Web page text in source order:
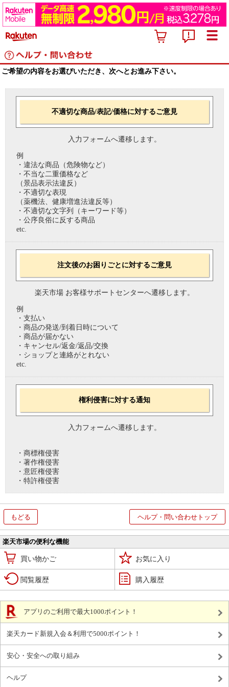
ご希望の内容をお選びいただき、次へとお進み下さい。
不適切な商品/表記/価格に対するご意見
入力フォームへ遷移します。
例
・違法な商品（危険物など）
・不当な二重価格など
（景品表示法違反）
・不適切な表現
（薬機法、健康増進法違反等）
・不適切な文字列（キーワード等）
・公序良俗に反する商品
etc.
注文後のお困りごとに対するご意見
楽天市場 お客様サポートセンターへ遷移します。
例
・支払い
・商品の発送/到着日時について
・商品が届かない
・キャンセル/返金/返品/交換
・ショップと連絡がとれない
etc.
権利侵害に対する通知
入力フォームへ遷移します。
・商標権侵害
・著作権侵害
・意匠権侵害
・特許権侵害
もどる ヘルプ・問い合わせトップ
楽天市場の便利な機能
買い物かご お気に入り
閲覧履歴 購入履歴
アプリのご利用で最大1000ポイント！
楽天カード新規入会＆利用で5000ポイント！
安心・安全への取り組み
ヘルプ